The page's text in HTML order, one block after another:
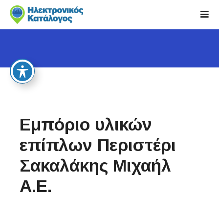
i
Εμπόριο υλικών
επίπλων Περιστέρι
Σακαλάκης Μιχαήλ
Α.Ε.